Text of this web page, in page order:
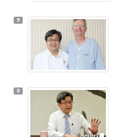
9
8